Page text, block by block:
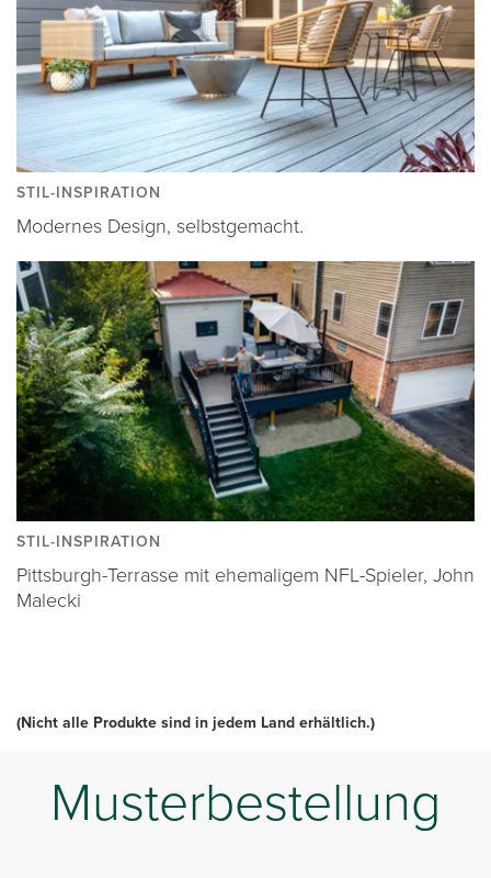
STIL-INSPIRATION
Modernes Design, selbstgemacht.
STIL-INSPIRATION
Pittsburgh-Terrasse mit ehemaligem NFL-Spieler, John
Malecki
(Nicht alle Produkte sind in jedem Land erhältlich.)
Musterbestellung